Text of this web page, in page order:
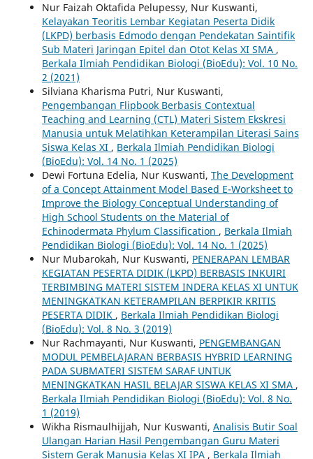
Nur Faizah Oktafida Pelupessy, Nur Kuswanti,
Kelayakan Teoritis Lembar Kegiatan Peserta Didik
(LKPD) berbasis Edmodo dengan Pendekatan Saintifik
Sub Materi Jaringan Epitel dan Otot Kelas XI SMA ,
Berkala Ilmiah Pendidikan Biologi (BioEdu): Vol. 10 No.
2 (2021)
Silviana Kharisma Putri, Nur Kuswanti,
Pengembangan Flipbook Berbasis Contextual
Teaching and Learning (CTL) Materi Sistem Ekskresi
Manusia untuk Melatihkan Keterampilan Literasi Sains
Siswa Kelas XI , Berkala Ilmiah Pendidikan Biologi
(BioEdu): Vol. 14 No. 1 (2025)
Dewi Fortuna Edelia, Nur Kuswanti, The Development
of a Concept Attainment Model Based E-Worksheet to
Improve the Biology Conceptual Understanding of
High School Students on the Material of
Echinodermata Phylum Classification , Berkala Ilmiah
Pendidikan Biologi (BioEdu): Vol. 14 No. 1 (2025)
Nur Mubarokah, Nur Kuswanti, PENERAPAN LEMBAR
KEGIATAN PESERTA DIDIK (LKPD) BERBASIS INKUIRI
TERBIMBING MATERI SISTEM INDERA KELAS XI UNTUK
MENINGKATKAN KETERAMPILAN BERPIKIR KRITIS
PESERTA DIDIK , Berkala Ilmiah Pendidikan Biologi
(BioEdu): Vol. 8 No. 3 (2019)
Nur Rachmayanti, Nur Kuswanti, PENGEMBANGAN
MODUL PEMBELAJARAN BERBASIS HYBRID LEARNING
PADA SUBMATERI SISTEM SARAF UNTUK
MENINGKATKAN HASIL BELAJAR SISWA KELAS XI SMA ,
Berkala Ilmiah Pendidikan Biologi (BioEdu): Vol. 8 No.
1 (2019)
Wikha Rismaulhijjah, Nur Kuswanti, Analisis Butir Soal
Ulangan Harian Hasil Pengembangan Guru Materi
Sistem Gerak Manusia Kelas XI IPA , Berkala Ilmiah